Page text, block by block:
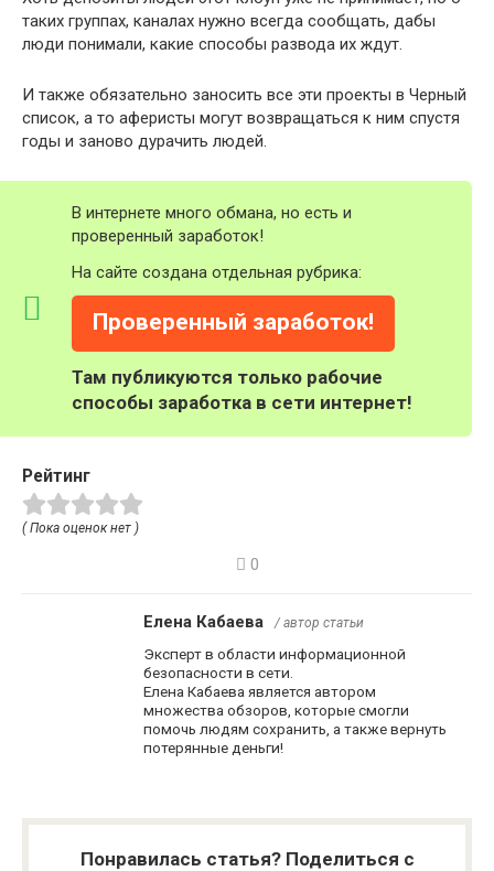
таких группах, каналах нужно всегда сообщать, дабы
люди понимали, какие способы развода их ждут.
И также обязательно заносить все эти проекты в Черный
список, а то аферисты могут возвращаться к ним спустя
годы и заново дурачить людей.
В интернете много обмана, но есть и
проверенный заработок!
На сайте создана отдельная рубрика:
Проверенный заработок!
Там публикуются только рабочие
способы заработка в сети интернет!
Рейтинг
( Пока оценок нет )
0
Елена Кабаева / автор статьи
Эксперт в области информационной
безопасности в сети.
Елена Кабаева является автором
множества обзоров, которые смогли
помочь людям сохранить, а также вернуть
потерянные деньги!
Понравилась статья? Поделиться с